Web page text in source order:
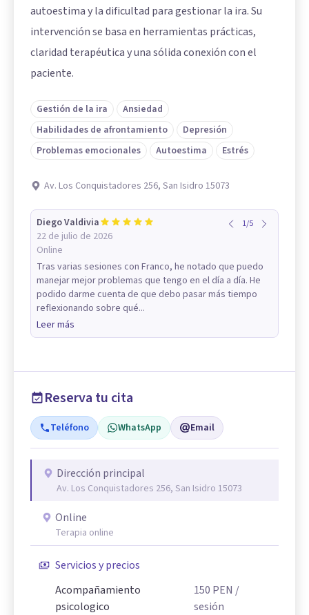
autoestima y la dificultad para gestionar la ira. Su
intervención se basa en herramientas prácticas,
claridad terapéutica y una sólida conexión con el
paciente.
Gestión de la ira
Ansiedad
Habilidades de afrontamiento
Depresión
Problemas emocionales
Autoestima Estrés
Av. Los Conquistadores 256, San Isidro 15073
Diego Valdivia
22 de julio de 2026
Online
1/5
Tras varias sesiones con Franco, he notado que puedo
manejar mejor problemas que tengo en el día a día. He
podido darme cuenta de que debo pasar más tiempo
reflexionando sobre qué...
Leer más
Reserva tu cita
Teléfono WhatsApp Email
Dirección principal
Av. Los Conquistadores 256, San Isidro 15073
Online
Terapia online
Servicios y precios
Acompañamiento
psicologico
150 PEN /
sesión